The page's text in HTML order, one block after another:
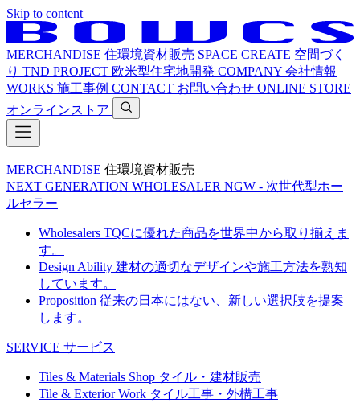
Skip to content
MERCHANDISE 住環境資材販売 SPACE CREATE 空間づく
り TND PROJECT 欧米型住宅地開発 COMPANY 会社情報
WORKS 施工事例 CONTACT お問い合わせ ONLINE STORE
オンラインストア
MERCHANDISE 住環境資材販売
NEXT GENERATION WHOLESALER NGW - 次世代型ホー
ルセラー
Wholesalers TQCに優れた商品を世界中から取り揃えま
す。
Design Ability 建材の適切なデザインや施工方法を熟知
しています。
Proposition 従来の日本にはない、新しい選択肢を提案
します。
SERVICE サービス
Tiles & Materials Shop タイル・建材販売
Tile & Exterior Work タイル工事・外構工事